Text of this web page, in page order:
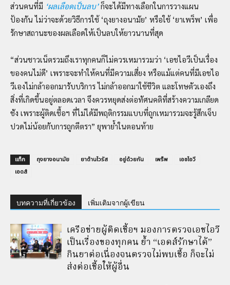
ส่วนคนที่มี ‘ผลเลือดเป็นลบ’ก็จะได้มีทางเลือกในการวางแผน
ป้องกัน ไม่ว่าจะด้วยวิธีการใช้ ‘ถุงยางอนามัย’ หรือใช้ ‘ยาเพร็พ’ เพื่อ
รักษาสถานะของผลเลือดให้เป็นลบให้ยาวนานที่สุด
“ส่วนชาวเน็ตรวมถึงเราทุกคนก็ไม่ควรเหมารวมว่า ‘เอชไอวีเป็นเรื่อง
ของคนไม่ดี’ เพราะจะทำให้คนที่มีความเสี่ยง หรือแม้แต่คนที่มีเอชไอ
วีเองไม่กล้าออกมารับบริการ ไม่กล้าออกมาใช้ชีวิต และโทษตัวเองถึง
สิ่งที่เกิดขึ้นอยู่ตลอดเวลา จึงควรหยุดส่งต่อทัศนคติที่สร้างความเกลียด
ชัง เพราะผู้ติดเชื้อฯ ที่ไม่ได้มีพฤติกรรมแบบที่ถูกเหมารวมจะรู้สึกเจ็บ
ปวดไม่น้อยกับการถูกตีตรา” ยุพาย้ำในตอนท้าย
แท็ก ถุงยางอนามัย ยาต้านไวรัส อยู่ด้วยกัน เพร็พ
เอชไอวี
เอดส์
บทความที่เกี่ยวข้อง เพิ่มเติมจากผู้เขียน
เครือข่ายผู้ติดเชื้อฯ มองการตรวจเอชไอวี
เป็นเรื่องของทุกคน ย้ำ “เอดส์รักษาได้”
กินยาต่อเนื่องจนตรวจไม่พบเชื้อ ก็จะไม่
ส่งต่อเชื้อให้ผู้อื่น